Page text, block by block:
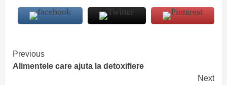
Continue
Reading
Previous
Alimentele care ajuta la detoxifiere
Next